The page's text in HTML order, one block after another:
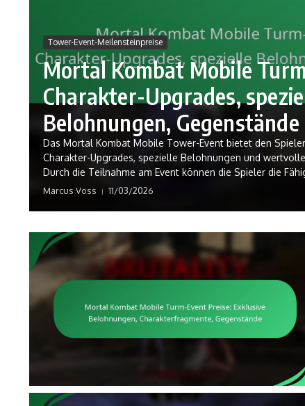
Tower-Event-Meilensteinpreise
Mortal Kombat Mobile
Charakter-Upgrades,
Belohnungen, Gegenstände
Das Mortal Kombat Mobile Tower-Event bietet den
Charakter-Upgrades, spezielle Belohnungen und
Durch die Teilnahme am Event können die Spieler die
Marcus Voss 11/03/2026